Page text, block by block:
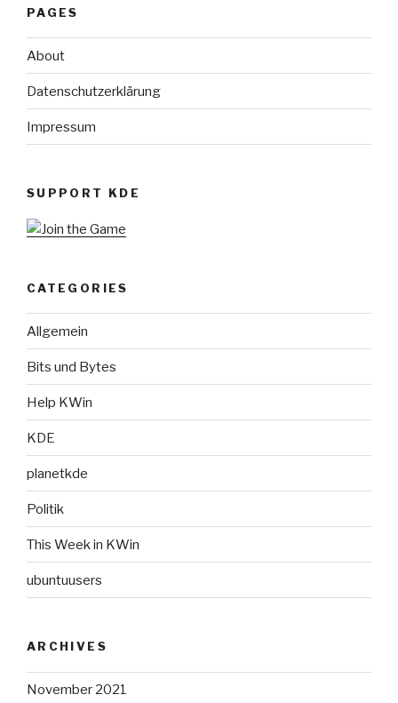
PAGES
About
Datenschutzerklärung
Impressum
SUPPORT KDE
CATEGORIES
Allgemein
Bits und Bytes
Help KWin
KDE
planetkde
Politik
This Week in KWin
ubuntuusers
ARCHIVES
November 2021